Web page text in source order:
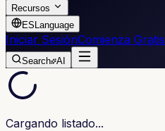
Recursos
ES Language
Iniciar SesiónComienza Gratis
Search AI
Cargando listado...